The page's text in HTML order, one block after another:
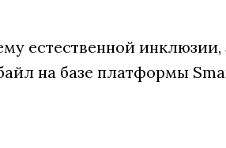
естественной инклюзии,
на базе платформы